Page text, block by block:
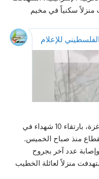
سكنياً في مخيم
وأفادت مصادر طبية في مستشفيات غزة، بارتقاء 10 شهداء في
منذ صباح الخميس.
3 مواطنين وإصابة عدد آخر بجروح
منزلاً لعائلة الخطيب